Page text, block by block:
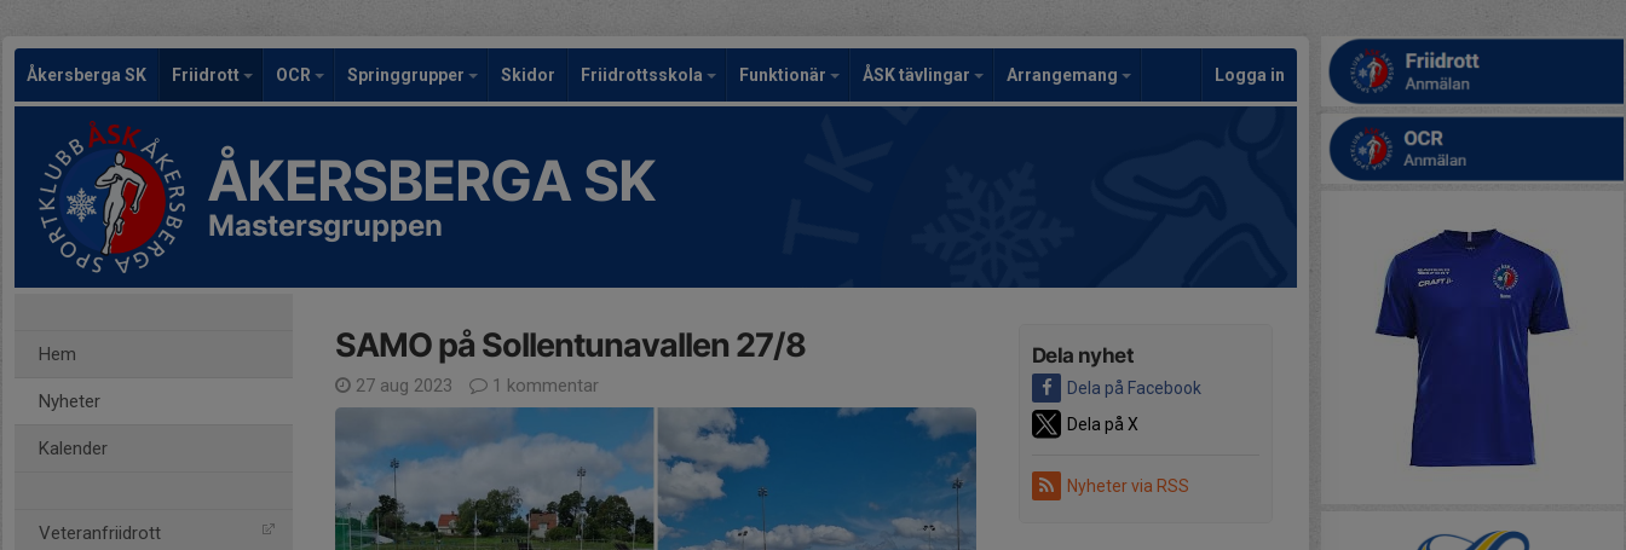
Åkersberga SK Friidrott OCR Springgrupper Skidor Friidrottsskola Funktionär ÅSK tävlingar Arrangemang Logga in
ÅKERSBERGA SK
Mastersgruppen
Hem
Nyheter
Kalender
Veteranfriidrott
Dela nyhet
Dela på Facebook
Dela på X
Nyheter via RSS
SAMO på Sollentunavallen 27/8
27 aug 2023 1 kommentar